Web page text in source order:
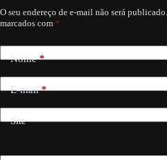
O seu endereço de e-mail não será publicado.
marcados com *
Nome*
E-mail*
Site